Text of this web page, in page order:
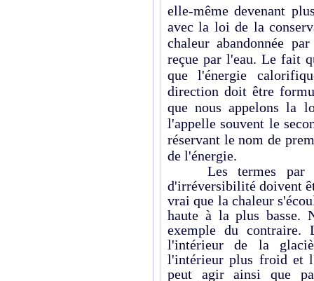
elle-même devenant
avec la loi de la
chaleur abandonnée
reçue par l'eau. Le fait
que l'énergie
direction doit être
que nous appelons la
l'appelle souvent le
réservant le nom de
de l'énergie.
Les termes par
d'irréversibilité doivent
vrai que la chaleur
haute à la plus basse.
exemple du contraire.
l'intérieur de la
l'intérieur plus froid et
peut agir ainsi que